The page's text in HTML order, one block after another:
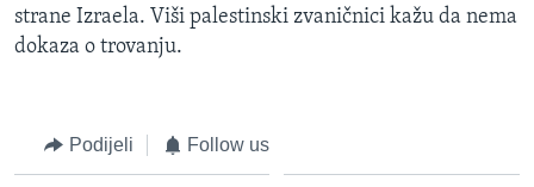
PRATITE NAS
Jezici
strane Izraela. Viši palestinski zvaničnici kažu da nema
dokaza o trovanju.
Podijeli Follow us